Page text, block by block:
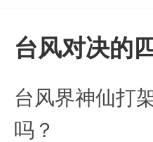
台风对决的
台风界神仙打
吗？